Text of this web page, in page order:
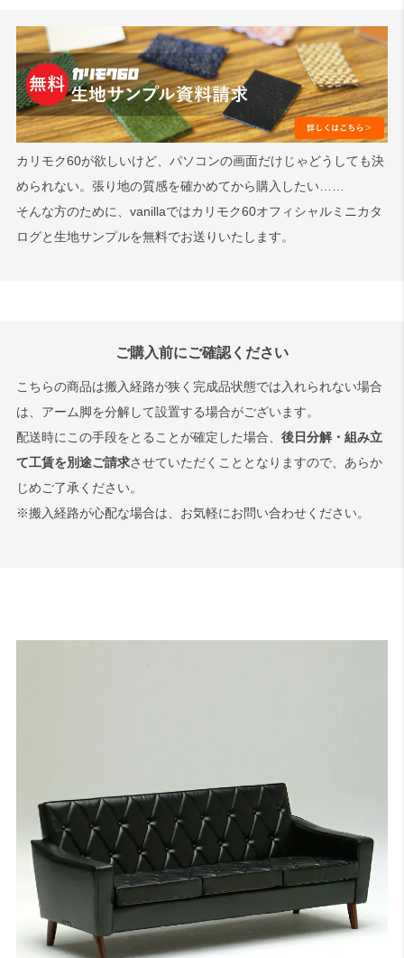
カリモク60が欲しいけど、パソコンの画面だけじゃどうしても決
められない。張り地の質感を確かめてから購入したい……
そんな方のために、vanillaではカリモク60オフィシャルミニカタ
ログと生地サンプルを無料でお送りいたします。
ご購入前にご確認ください
こちらの商品は搬入経路が狭く完成品状態では入れられない場合
は、アーム脚を分解して設置する場合がございます。
配送時にこの手段をとることが確定した場合、 後日分解・組み立
て工賃を別途ご請求させていただくこととなりますので、あらか
じめご了承ください。
※搬入経路が心配な場合は、お気軽にお問い合わせください。